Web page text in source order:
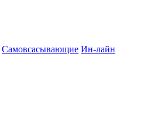
Самовсасывающие Ин-лайн